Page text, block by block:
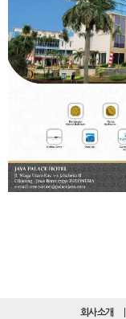
회사소개